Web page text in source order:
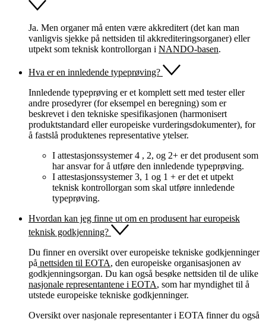
Ja. Men organer må enten være akkreditert (det kan man
vanligvis sjekke på nettsiden til akkrediteringsorganer) eller
utpekt som teknisk kontrollorgan i NANDO-basen.
Hva er en innledende typeprøving?
Innledende typeprøving er et komplett sett med tester eller
andre prosedyrer (for eksempel en beregning) som er
beskrevet i den tekniske spesifikasjonen (harmonisert
produktstandard eller europeiske vurderingsdokumenter), for
å fastslå produktenes representative ytelser.
I attestasjonssystemer 4 , 2, og 2+ er det produsent som
har ansvar for å utføre den innledende typeprøving.
I attestasjonssystemer 3, 1 og 1 + er det et utpekt
teknisk kontrollorgan som skal utføre innledende
typeprøving.
Hvordan kan jeg finne ut om en produsent har europeisk
teknisk godkjenning?
Du finner en oversikt over europeiske tekniske godkjenninger
på nettsiden til EOTA, den europeiske organisasjonen av
godkjenningsorgan. Du kan også besøke nettsiden til de ulike
nasjonale representantene i EOTA, som har myndighet til å
utstede europeiske tekniske godkjenninger.
Oversikt over nasjonale representanter i EOTA finner du også